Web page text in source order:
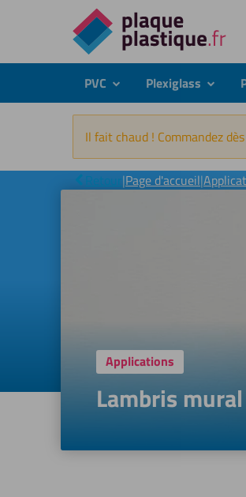
Directement
au
contenuPVC submenuPlexiglass submenu
Il fait chaud ! Commandez
Retour|Page d'accueil|
Applications
Lambris mural